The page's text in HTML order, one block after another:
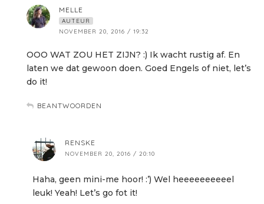
MELLE
AUTEUR
NOVEMBER 20, 2016 / 19:32
OOO WAT ZOU HET ZIJN? :) Ik wacht rustig af. En
laten we dat gewoon doen. Goed Engels of niet, let’s
do it!
BEANTWOORDEN
RENSKE
NOVEMBER 20, 2016 / 20:10
Haha, geen mini-me hoor! :’) Wel heeeeeeeeeel
leuk! Yeah! Let’s go fot it!